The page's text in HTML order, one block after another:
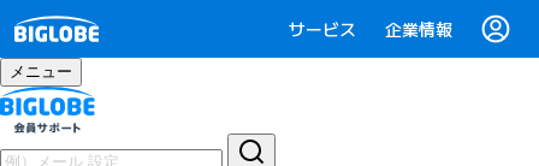
サービス 企業情報
メニュー